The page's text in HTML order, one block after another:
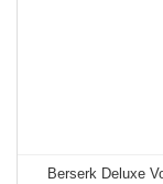
Berserk Deluxe